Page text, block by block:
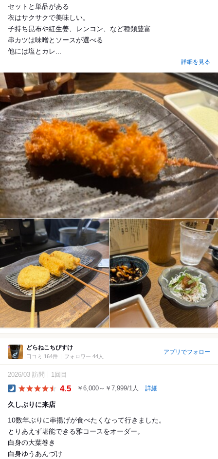
セットと単品がある
衣はサクサクで美味しい。
子持ち昆布や紅生姜、レンコン、など種類豊富
串カツは味噌とソースが選べる
他には塩とカレ...
詳細を見る
どらねこちびすけ
口コミ 164件 フォロワー 44人
アプリでフォロー
2026/03 訪問 1回目
4.5 ￥6,000～￥7,999/1人 詳細
久しぶりに来店
10数年ぶりに串揚げが食べたくなって行きました。
とりあえず堪能できる雅コースをオーダー。
白身の大葉巻き
白身ゆうあんづけ